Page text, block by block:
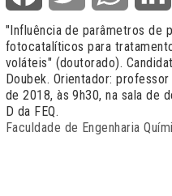
"Influência de parâmetros de
fotocatalíticos para
voláteis" (doutorado).
Doubek. Orientador:
de 2018, às 9h30, na sala de
D da FEQ.
Faculdade de Engenharia